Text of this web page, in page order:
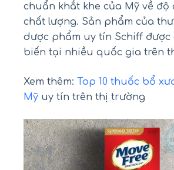
chuẩn khắt khe của Mỹ về độ
chất lượng. Sản phẩm của
dược phẩm uy tín Schiff
biến tại nhiều quốc gia trên
Xem thêm: Top 10 thuốc bổ
Mỹ uy tín trên thị trường